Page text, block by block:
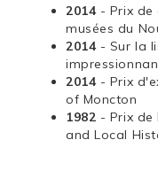
2014 - Prix
musées du
2014 - Sur la
2014 - Prix
of Moncton
1982 - Prix
and Local